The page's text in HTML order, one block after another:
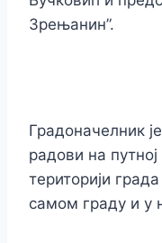
Зрењанин”.
Градоначелник
радови на
територији
самом граду и у